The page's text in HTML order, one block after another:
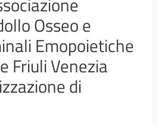
Osseo e
Emopoietiche
Friuli Venezia
di